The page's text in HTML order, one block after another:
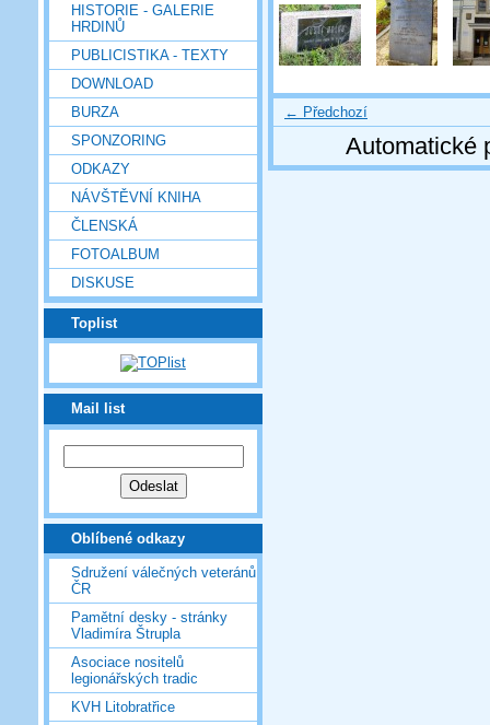
HISTORIE - GALERIE
HRDINŮ
PUBLICISTIKA - TEXTY
DOWNLOAD
BURZA
SPONZORING
ODKAZY
NÁVŠTĚVNÍ KNIHA
ČLENSKÁ
FOTOALBUM
DISKUSE
Toplist
Mail list
Oblíbené odkazy
Sdružení válečných veteránů
ČR
Pamětní desky - stránky
Vladimíra Štrupla
Asociace nositelů
legionářských tradic
KVH Litobratřice
← Předchozí
Automatické